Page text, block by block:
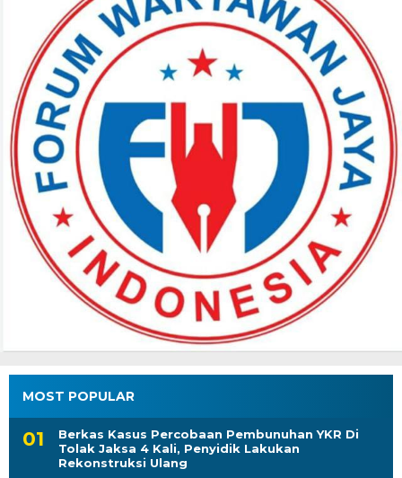
MOST POPULAR
Berkas Kasus Percobaan Pembunuhan YKR Di
Tolak Jaksa 4 Kali, Penyidik Lakukan
Rekonstruksi Ulang